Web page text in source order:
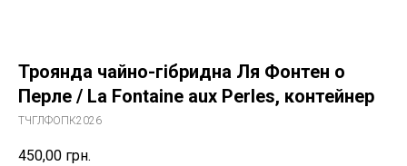
Троянда чайно-гібридна Ля Фонтен о
Перле / La Fontaine aux Perles, контейнер
ТЧГЛФОПК2026
450,00 грн.